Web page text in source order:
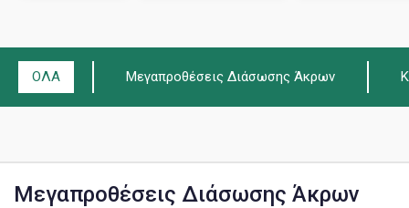
ΟΛΑ Μεγαπροθέσεις Διάσωσης Άκρων
Μεγαπροθέσεις Διάσωσης Άκρων